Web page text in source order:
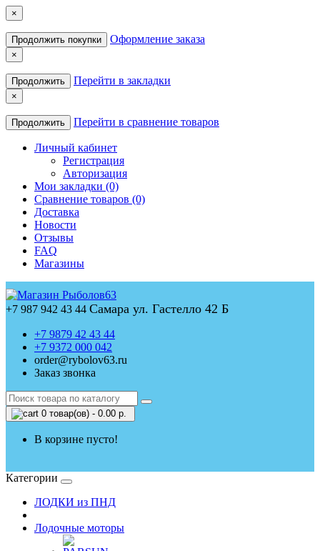
×
Продолжить покупки Оформление заказа
×
Продолжить Перейти в закладки
×
Продолжить Перейти в сравнение товаров
Личный кабинет
Регистрация
Авторизация
Мои закладки (0)
Сравнение товаров (0)
Доставка
Новости
Отзывы
FAQ
Магазины
+7 987 942 43 44 Самара ул. Гастелло 42 Б
+7 9879 42 43 44
+7 9372 000 042
order@rybolov63.ru
Заказ звонка
0 товар(ов) - 0.00 р.
В корзине пусто!
Категории
ЛОДКИ из ПНД
Лодочные моторы